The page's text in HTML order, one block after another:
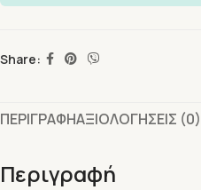
Share:
ΠΕΡΙΓΡΑΦΗΑΞΙΟΛΟΓΗΣΕΙΣ (0)
Περιγραφή